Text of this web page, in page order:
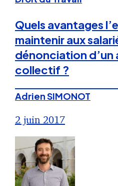
Quels avantages
maintenir aux
dénonciation d’un
collectif ?
Adrien SIMONOT
2 juin 2017